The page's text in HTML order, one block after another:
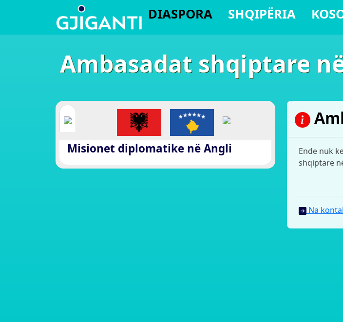
DIASPORA SHQIPËRIA
Ambasadat shqiptare
Misionet diplomatike në Angli
Ende nuk
shqiptare
Na